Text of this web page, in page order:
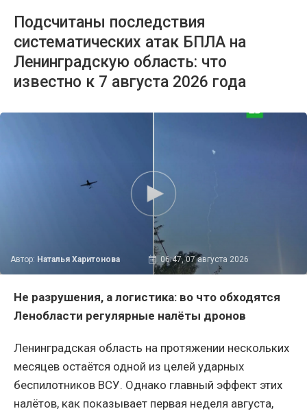
Подсчитаны последствия
систематических атак БПЛА на
Ленинградскую область: что
известно к 7 августа 2026 года
Автор: Наталья Харитонова 06:47, 07 августа 2026
Не разрушения, а логистика: во что обходятся
Ленобласти регулярные налёты дронов
Ленинградская область на протяжении нескольких
месяцев остаётся одной из целей ударных
беспилотников ВСУ. Однако главный эффект этих
налётов, как показывает первая неделя августа,